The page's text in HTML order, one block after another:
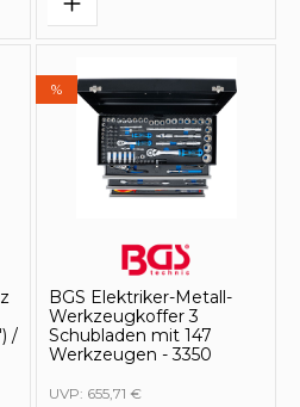
/
%
BGS Elektriker-Metall-
Werkzeugkoffer 3
Schubladen mit 147
Werkzeugen - 3350
UVP: 655,71 €